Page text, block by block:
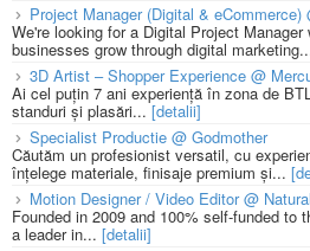
Project Manager (Digital & eCommerce)
We're looking for a Digital Project Manager
businesses grow through digital
3D Artist – Shopper Experience @
Ai cel puțin 7 ani experiență în zona de
standuri și plasări...[detalii]
Specialist Productie @ Godmother
Căutăm un profesionist versatil, cu
înțelege materiale, finisaje premium și...
Motion Designer / Video Editor @
Founded in 2009 and 100% self-funded to
a leader in... [detalii]